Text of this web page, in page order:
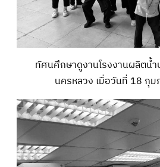
ทัศนศึกษาดูงานโรงงานผลิตน้ำ
นครหลวง เมื่อวันที่ 18 กุ